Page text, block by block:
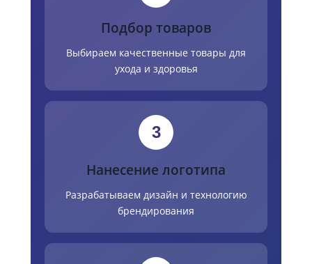
Подбор товаров
Выбираем качественные товары для
ухода и здоровья
3
Нанесение логотипа
Разрабатываем дизайн и технологию
брендирования